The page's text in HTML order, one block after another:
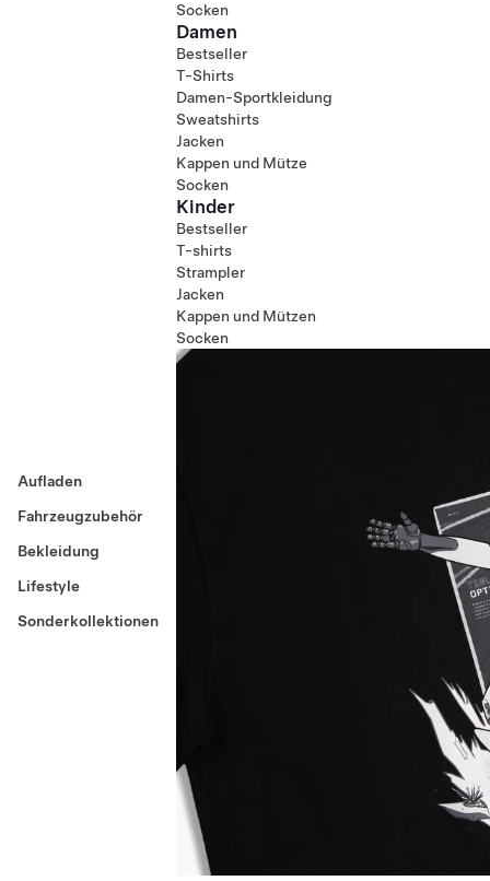
Aufladen
Fahrzeugzubehör
Bekleidung
Lifestyle
Sonderkollektionen
Socken
Damen
Bestseller
T-Shirts
Damen-Sportkleidung
Sweatshirts
Jacken
Kappen und Mütze
Socken
Kinder
Bestseller
T-shirts
Strampler
Jacken
Kappen und Mützen
Socken